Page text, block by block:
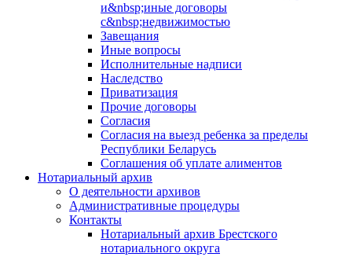
и&nbsp;иные договоры
с&nbsp;недвижимостью
Завещания
Иные вопросы
Исполнительные надписи
Наследство
Приватизация
Прочие договоры
Согласия
Согласия на выезд ребенка за пределы
Республики Беларусь
Соглашения об уплате алиментов
Нотариальный архив
О деятельности архивов
Административные процедуры
Контакты
Нотариальный архив Брестского
нотариального округа